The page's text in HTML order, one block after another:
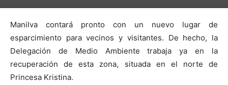
Manilva contará pronto con un nuevo lugar de
esparcimiento para vecinos y visitantes. De hecho, la
Delegación de Medio Ambiente trabaja ya en la
recuperación de esta zona, situada en el norte de
Princesa Kristina.